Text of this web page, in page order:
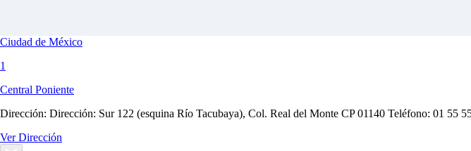
Ciudad de México
1
Central Poniente
Dirección: Dirección: Sur 122 (esquina Río Tacubaya), Col. Real del Monte CP 01140 Teléfono: 01 55
Ver Dirección